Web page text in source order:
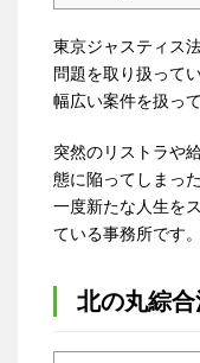
東京ジャスティス
問題を取り扱って
幅広い案件を扱って
突然のリストラや
態に陥ってしまっ
一度新たな人生を
ている事務所です
北の丸綜